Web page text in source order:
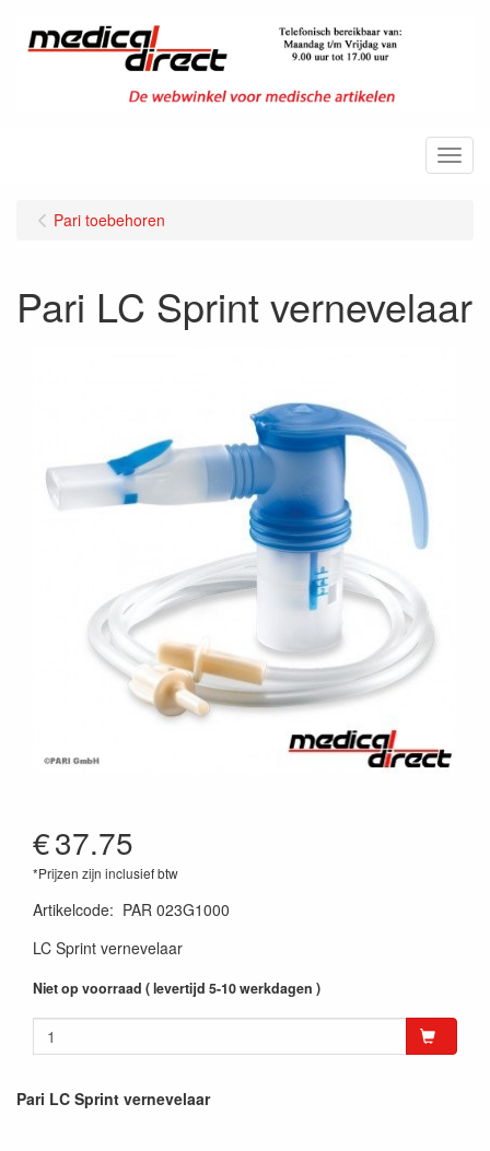
Menu
Pari toebehoren
Pari LC Sprint vernevelaar
€37.75
*Prijzen zijn inclusief btw
Artikelcode: PAR 023G1000
LC Sprint vernevelaar
Niet op voorraad ( levertijd 5-10 werkdagen )
Pari LC Sprint vernevelaar